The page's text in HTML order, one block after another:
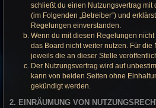
schließt du einen Nutzungsvertrag mit
(im Folgenden „Betreiber“) und
Regelungen einverstanden.
Wenn du mit diesen Regelungen
das Board nicht weiter nutzen. Für die
jeweils die an dieser Stelle
Der Nutzungsvertrag wird auf
kann von beiden Seiten ohne
gekündigt werden.
2. EINRÄUMUNG VON